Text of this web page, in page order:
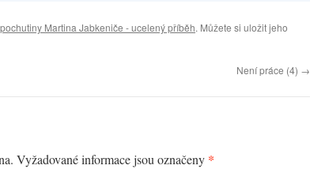
Martina Jabkeniče - ucelený příběh. Můžete si uložit jeho
Není práce (4) →
Vyžadované informace jsou označeny *